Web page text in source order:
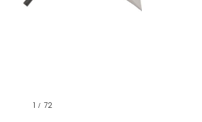
1 / 72